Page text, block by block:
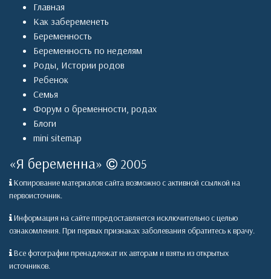
Главная
Как забеременеть
Беременность
Беременность по неделям
Роды, Истории родов
Ребенок
Семья
Форум о бременности, родах
Блоги
mini sitemap
«Я беременна» 2005
Копирование материалов сайта возможно с активной ссылкой на
первоисточник.
Информация на сайте ппредоставляется исключительно с целью
ознакомления. При первых признаках заболевания обратитесь к врачу.
Все фотографии пренадлежат их авторам и взяты из открытых
источников.